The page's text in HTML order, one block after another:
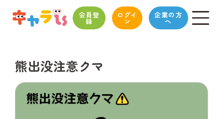
会員登
録
ログイ
ン
企業の方
へ
熊出没注意クマ